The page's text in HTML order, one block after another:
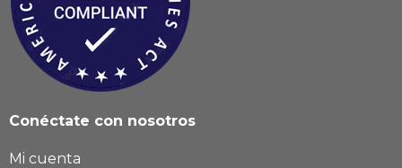
Conéctate con nosotros
Mi cuenta